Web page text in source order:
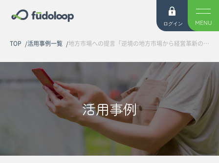
ログイン MENU
TOP 活用事例一覧 地方市場への提言「逆境の地方市場から経営革新のチャンスを狙え」
活用事例